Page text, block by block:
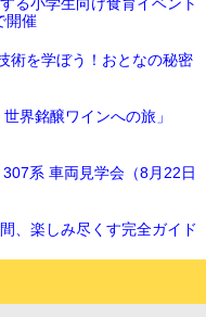
開催
術を学ぼう！おとなの秘密
界銘醸ワインへの旅」
系 車両見学会（8月22日
、楽しみ尽くす完全ガイド